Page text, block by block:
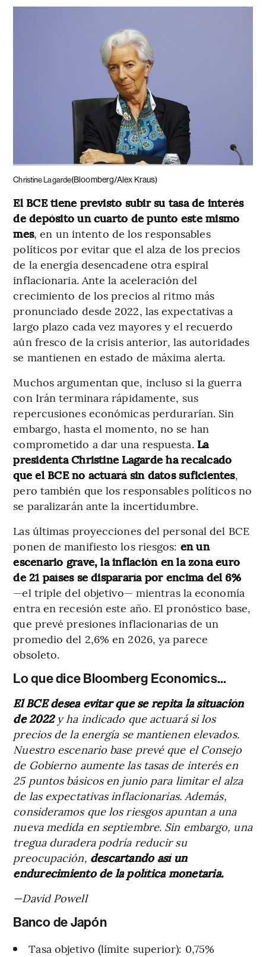
Christine Lagarde(Bloomberg/Alex Kraus)
El BCE tiene previsto subir su tasa de interés
de depósito un cuarto de punto este mismo
mes, en un intento de los responsables
políticos por evitar que el alza de los precios
de la energía desencadene otra espiral
inflacionaria. Ante la aceleración del
crecimiento de los precios al ritmo más
pronunciado desde 2022, las expectativas a
largo plazo cada vez mayores y el recuerdo
aún fresco de la crisis anterior, las autoridades
se mantienen en estado de máxima alerta.
Muchos argumentan que, incluso si la guerra
con Irán terminara rápidamente, sus
repercusiones económicas perdurarían. Sin
embargo, hasta el momento, no se han
comprometido a dar una respuesta. La
presidenta Christine Lagarde ha recalcado
que el BCE no actuará sin datos suficientes,
pero también que los responsables políticos no
se paralizarán ante la incertidumbre.
Las últimas proyecciones del personal del BCE
ponen de manifiesto los riesgos: en un
escenario grave, la inflación en la zona euro
de 21 países se dispararía por encima del 6%
—el triple del objetivo— mientras la economía
entra en recesión este año. El pronóstico base,
que prevé presiones inflacionarias de un
promedio del 2,6% en 2026, ya parece
obsoleto.
Lo que dice Bloomberg Economics...
El BCE desea evitar que se repita la situación
de 2022y ha indicado que actuará si los
precios de la energía se mantienen elevados.
Nuestro escenario base prevé que el Consejo
de Gobierno aumente las tasas de interés en
25 puntos básicos en junio para limitar el alza
de las expectativas inflacionarias. Además,
consideramos que los riesgos apuntan a una
nueva medida en septiembre. Sin embargo, una
tregua duradera podría reducir su
preocupación, descartando así un
endurecimiento de la política monetaria.
—David Powell
Banco de Japón
Tasa objetivo (límite superior): 0,75%